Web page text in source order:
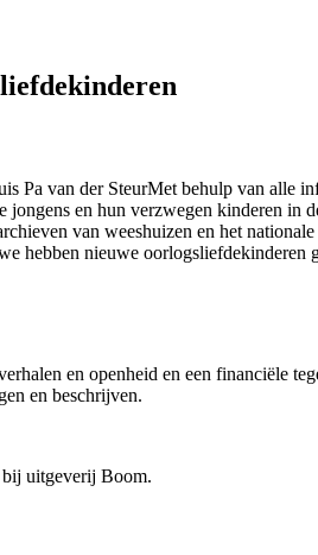
Met behulp van alle
en hun verzwegen kinderen in
van weeshuizen en het
hebben nieuwe oorlogsliefdekinderen
en openheid en een financiële
en beschrijven.
uitgeverij Boom.